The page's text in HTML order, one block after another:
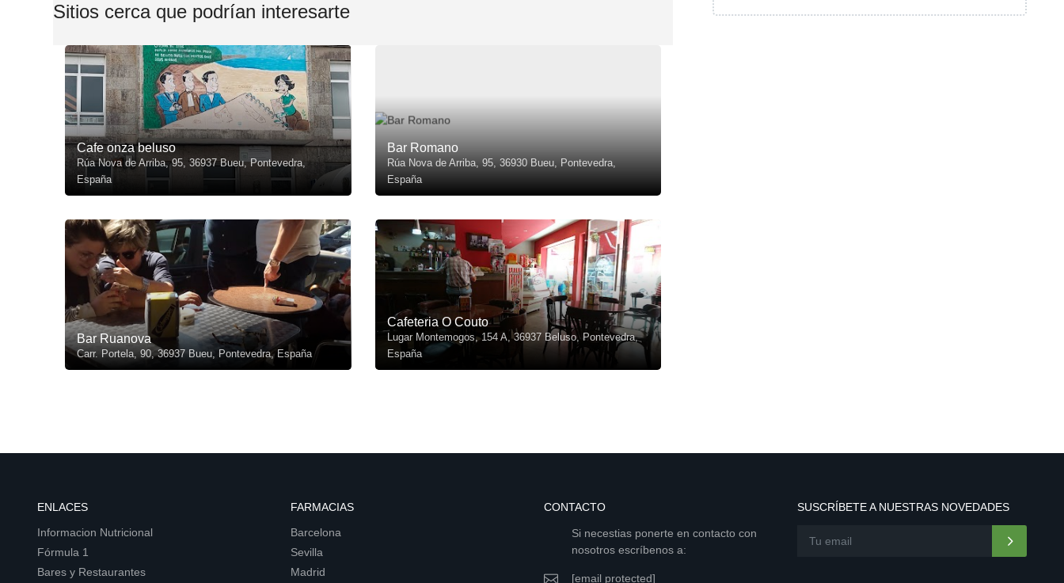
Sitios cerca que podrían interesarte
Cafe onza beluso
Rúa Nova de Arriba, 95, 36937 Bueu, Pontevedra,
España
Bar Romano
Rúa Nova de Arriba, 95, 36930 Bueu, Pontevedra,
España
Bar Ruanova
Carr. Portela, 90, 36937 Bueu, Pontevedra, España
Cafeteria O Couto
Lugar Montemogos, 154 A, 36937 Beluso, Pontevedra,
España
ENLACES
Informacion Nutricional
Fórmula 1
Bares y Restaurantes
FARMACIAS
Barcelona
Sevilla
Madrid
CONTACTO
Si necestias ponerte en contacto con
nosotros escríbenos a:
[email protected]
SUSCRÍBETE A NUESTRAS NOVEDADES